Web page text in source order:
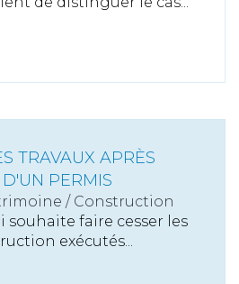
TRAVAUX APRÈS
PERMIS
/ Construction
souhaite faire cesser les
exécutés...